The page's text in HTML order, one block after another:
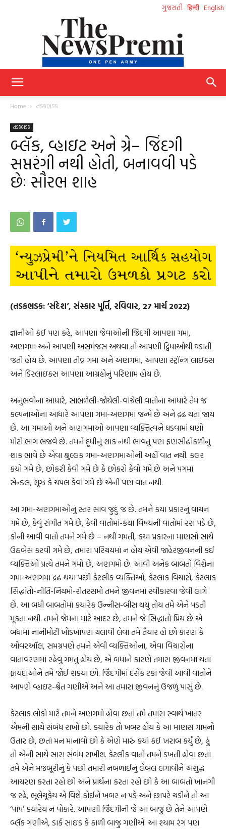
ગુજરાતી हिन्दी English
Gujarati
Home તડકભડક
તડકભડક
બ્લૅક, વ્હાઇટ અને ગ્રે– જિંદગી
સપ્તરંગી નથી હોતી, બનાવવી પડે
છેઃ સૌરભ શાહ
(તડકભડક: ‘સંદેશ’, સંસ્કાર પૂર્તિ, રવિવાર, 27 માર્ચ 2022)
જ્ઞાનીઓ કંઈ પણ કહે, આપણા જેવાઓની જિંદગી આપણા ગમા,
અણગમા અને આપણી અસમંજસ અથવા તો આપણી દ્વિધાઓથી ઘડાતી
જતી હોય છે. આપણા તીવ્ર ગમા અને અણગમા, આપણા સ્ટ્રૉન્ગ લાઇક્સ
અને ડિસ્લાઇક્સ આપણા આગ્રહોનું પરિણામ હોય છે.
અનુભવોના આધારે, સાંભળેલી-જોયેલી-વાંચેલી વાતોના આધારે તેમ જ
કલ્પનાઓના આધારે આપણા ગમા-અણગમા જન્મે છે અને દ્રઢ થતા જાય
છે. આ ગમાઓ અને અણગમાઓ આપણા વ્યક્તિત્વને ઘડવામાં ઘણો
મોટો ભાગ ભજવે છે. તમને દૂધીનું શાક નથી ભાવતું પણ ફણસીઢોકળીનું
શાક ભાવે છે એવા ક્ષુલ્લક ગમા-અણગમાઓની અહીં વાત નથી. કલર
કયો ગમે છે, છોકરી કેવી ગમે છે કે છોકરો કેવો ગમે છે અને પગમાં
સેન્ડલ, શૂઝ કે ચંપલ કેવાં ગમે છે એની પણ વાત નથી.
આ ગમા-અણગમાઓનું સ્તર સાવ જુદું જ છે. તમને કયા પ્રકારનું વાંચન
ગમે છે, કેવું સંગીત ગમે છે, કેવી વાતોમાં-કયા વિષયની વાતોમાં રસ પડે છે,
કોની આવી વાતો તમને ગમે છે – નથી ગમતી, કયા પ્રકારના માણસો સાથે
ઉઠબેસ કરવી ગમે છે, તમારા પરિચયમાં ન હોય એવી જાહેરજીવનની કઈ
વ્યક્તિઓ પ્રત્યે તમને ગમો છે, અણગમો છે. આવી અનેક બાબતો વિશેના
ગમા-અણગમા દ્રઢ થયા પછી કેટલીક વ્યક્તિઓ, કેટલાક વિચારો, કેટલાક
સિદ્ધાંતો-નીતિ-નિયમો-રીતરસમો તમને જીવનમાં સ્વીકારવા જેવી લાગે
છે. આ બધી બાબતોમાં ક્યારેક ઉન્નીસ-બીસ થયું તોય તમે એને પડતી
મૂકતા નથી. તમને જેમના માટે આદર છે, તમને જે સિદ્ધાંતો પ્રિય છે એ
બધામાં નાનીમોટી ખોડખાંપણ ચલાવી લેવા તમે તૈયાર હો છો કારણ કે
ઓવરઑલ, સમગ્રપણે તમને એવી વ્યક્તિઓના, એવા વિચારોના
વાતાવરણમાં રહેવું ગમતું હોય છે, એ બધાંને કારણે તમારા જીવનમાં થતા
ફાયદાઓને તમે જોઈ શક્યા છો. જિંદગીમાં દસેક ટકા જેવી આવી વાતોને
આપણે વ્હાઇટ-શ્વેત ગણીએ અને આ તમારા જીવનનું ઉજળું પાસું છે.
કેટલાક લોકો માટે તમને અણગમો હોવા છતાં તમે તમારા સ્વાર્થ ખાતર
એમની સાથે સંબંધ રાખો છો. ક્યારેક તો ખબર હોય કે આ માણસ ગામનો
ઉતાર છે, છતાં મન માનાવો છો કે એણે મારું ક્યાં કંઈ ખરાબ કર્યું છે, હું
તો એની સાથે સારા સંબંધ રાખીશ. કેટલીક વાતો તમને ડંખતી હોવા છતાં
તમે એને મજબૂરીનું કે પછી તમારી નબળાઈનું લેબલ લગાવીને અશુદ્ધ
આચરણ કરતા રહો છો અને પ્રાર્થના કરતા રહો છો કે આ બાબતો ખાનગી
જ રહે, ભૂલેચૂકેય એ વિશે કોઈને ખબર ન પડે અને છાપરે ચડીને તો આ
‘પાપ’ ક્યારેય ન પોકારે. આપણી જિંદગીની જે આ બાજુ છે તેને આપણે
બ્લૅક ગણીએ, ડાર્ક સાઇડ કે કાળી બાજુ ગણીએ. આ શ્યામ રંગ પણ